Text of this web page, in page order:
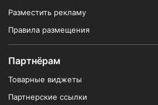
Разместить рекламу
Правила размещения
Партнёрам
Товарные виджеты
Партнерские ссылки